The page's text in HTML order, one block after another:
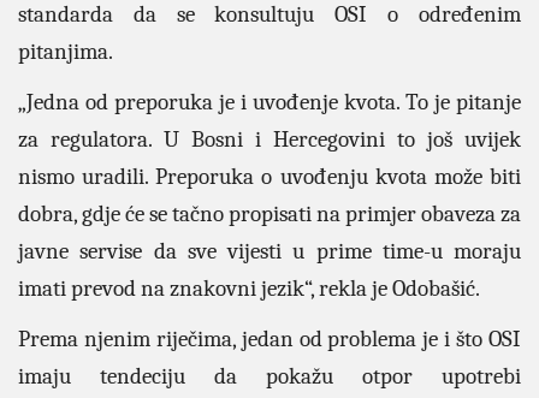
standarda da se konsultuju OSI o određenim
pitanjima.
„Jedna od preporuka je i uvođenje kvota. To je pitanje
za regulatora. U Bosni i Hercegovini to još uvijek
nismo uradili. Preporuka o uvođenju kvota može biti
dobra, gdje će se tačno propisati na primjer obaveza za
javne servise da sve vijesti u prime time-u moraju
imati prevod na znakovni jezik“, rekla je Odobašić.
Prema njenim riječima, jedan od problema je i što OSI
imaju tendeciju da pokažu otpor upotrebi